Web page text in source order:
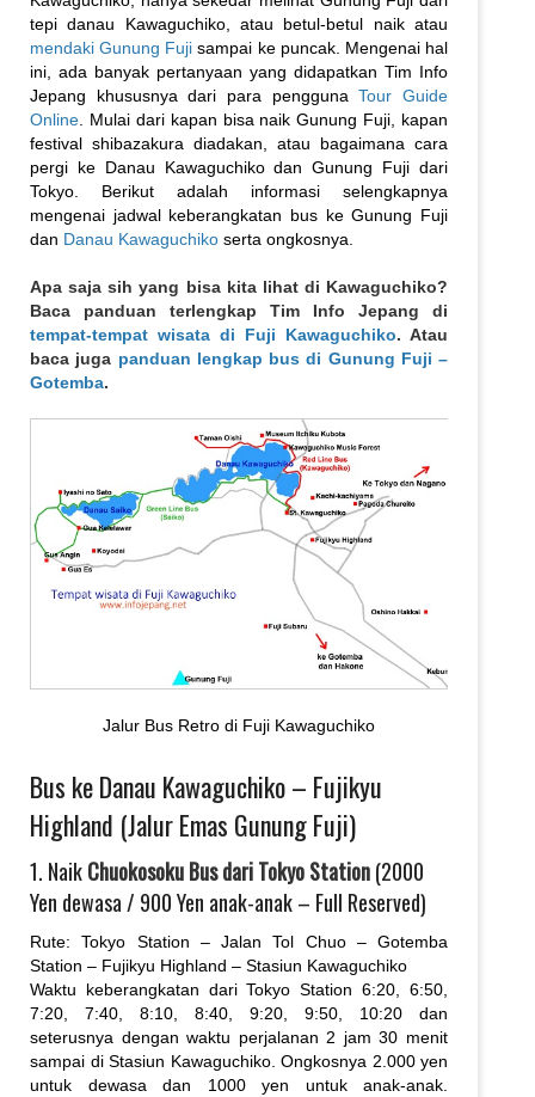
tepi danau Kawaguchiko, atau betul-betul naik atau
mendaki Gunung Fuji sampai ke puncak. Mengenai hal
ini, ada banyak pertanyaan yang didapatkan Tim Info
Jepang khususnya dari para penggunaTour Guide
Online . Mulai dari kapan bisa naik Gunung Fuji, kapan
festival shibazakura diadakan, atau bagaimana cara
pergi ke Danau Kawaguchiko dan Gunung Fuji dari
Tokyo. Berikut adalah informasi selengkapnya
mengenai jadwal keberangkatan bus ke Gunung Fuji
dan Danau Kawaguchiko serta ongkosnya.
Apa saja sih yang bisa kita lihat di Kawaguchiko?
Baca panduan terlengkap Tim Info Jepang di
tempat-tempat wisata di Fuji Kawaguchiko. Atau
baca juga panduan lengkap bus di Gunung Fuji –
Gotemba.
Jalur Bus Retro di Fuji Kawaguchiko
Bus ke Danau Kawaguchiko – Fujikyu
Highland (Jalur Emas Gunung Fuji)
1. NaikChuokosoku Bus dari Tokyo Station(2000
Yen dewasa / 900 Yen anak-anak – Full Reserved)
Rute: Tokyo Station – Jalan Tol Chuo – Gotemba
Station – Fujikyu Highland – Stasiun Kawaguchiko
Waktu keberangkatan dari Tokyo Station 6:20, 6:50,
7:20, 7:40, 8:10, 8:40, 9:20, 9:50, 10:20 dan
seterusnya dengan waktu perjalanan 2 jam 30 menit
sampai di Stasiun Kawaguchiko. Ongkosnya 2.000 yen
untuk dewasa dan 1000 yen untuk anak-anak.